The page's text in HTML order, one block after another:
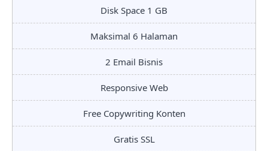
Disk Space 1 GB
Maksimal 6 Halaman
2 Email Bisnis
Responsive Web
Free Copywriting Konten
Gratis SSL